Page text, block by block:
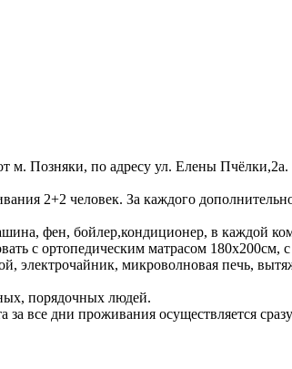
м. Позняки, по адресу ул. Елены
2+2 человек. За каждого
фен, бойлер,кондиционер, в каждой
с ортопедическим матрасом
электрочайник, микроволновая печь,
порядочных людей.
все дни проживания осуществляется